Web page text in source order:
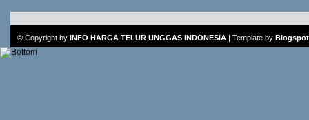
© Copyright by INFO HARGA TELUR UNGGAS INDONESIA Template by